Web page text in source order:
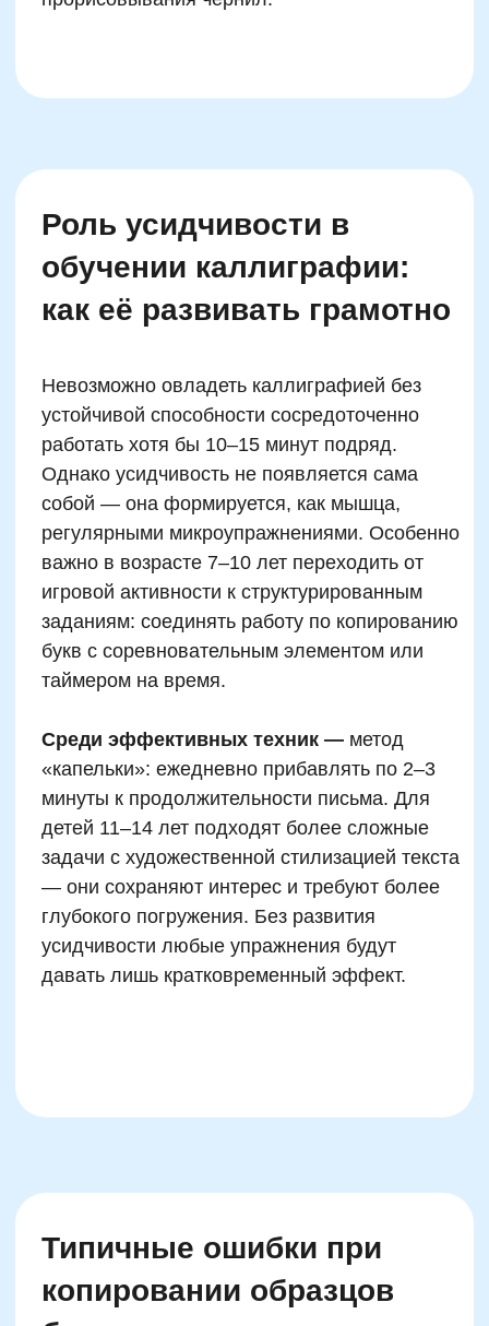
песочных часов
Контроль за освещением и
комфортом
Создание ритуала приятного
начала (музыка, чай)
на 20 минут
Делать паузы каждые 7–10 минут
Разминка пальцев до и после
Чередование письменных и
творческих заданий
В отличие от обычного письма, каллиграфия
и моторики, поэтому утомление наступает
быстрее. Исследования показывают, что у
детей в возрасте 8–11 лет интеллектуальная
выносливость на одном задании ограничена
15–18 минутами. В онлайн-школе Skillzania
практикуется метод чередования блоков:
сначала 10 минут штрихов и штудий, затем 5
минут буквенной игры или рисунка, потом
снова письмо. Такой принцип увеличивает
эффективность и снижает стресс.
переутомления ребёнка на
занятиях по каллиграфии
Что делать, если ребёнок
ошибку в пункт разбора. Каллиграфия — это
роста. Покажите, как отвлечённое пятно